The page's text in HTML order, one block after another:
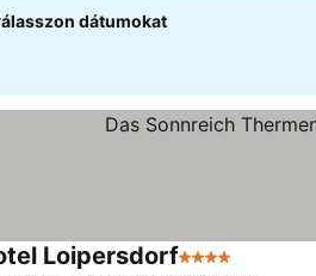
dátumokat
Loipersdorf4 Kategória